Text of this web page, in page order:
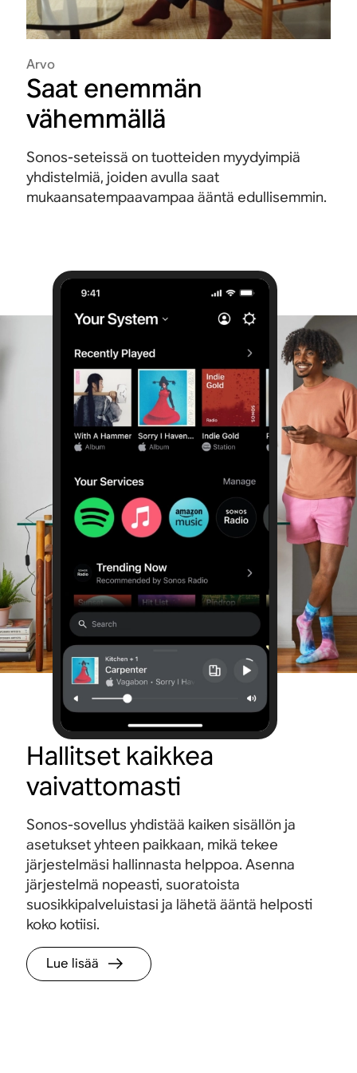
Arvo
Saat enemmän
vähemmällä
Sonos-seteissä on tuotteiden myydyimpiä
yhdistelmiä, joiden avulla saat
mukaansatempaavampaa ääntä edullisemmin.
Hallitset kaikkea
vaivattomasti
Sonos-sovellus yhdistää kaiken sisällön ja
asetukset yhteen paikkaan, mikä tekee
järjestelmäsi hallinnasta helppoa. Asenna
järjestelmä nopeasti, suoratoista
suosikkipalveluistasi ja lähetä ääntä helposti
koko kotiisi.
Lue lisää